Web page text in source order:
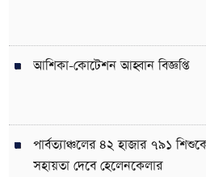
আশিকা-কোটেশন আহ্বান বিজ্ঞপ্তি
পার্বত্যাঞ্চলের ৪২ হাজার ৭৯১
সহায়তা দেবে হেলেনকেলার